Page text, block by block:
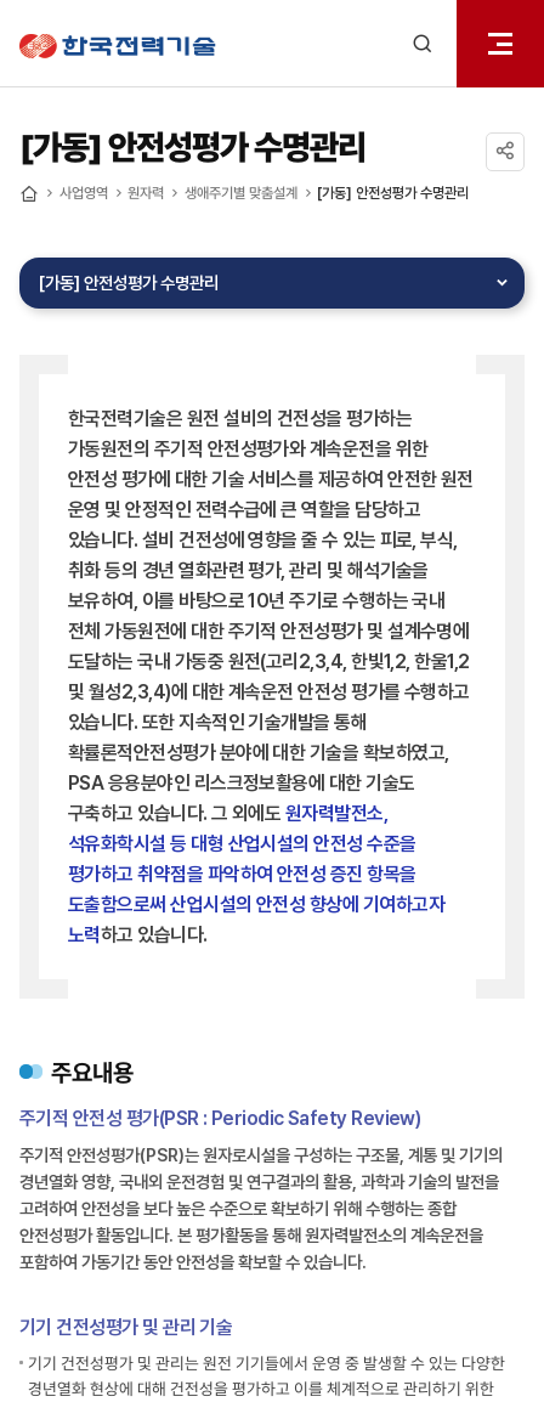
열기
[가동] 안전성평가 수명관리
사업영역 원자력 생애주기별 맞춤설계 [가동] 안전성평가 수명관리
[가동] 안전성평가 수명관리
한국전력기술은 원전 설비의 건전성을 평가하는
가동원전의 주기적 안전성평가와 계속운전을 위한
안전성 평가에 대한 기술 서비스를 제공하여 안전한 원전
운영 및 안정적인 전력수급에 큰 역할을 담당하고
있습니다. 설비 건전성에 영향을 줄 수 있는 피로, 부식,
취화 등의 경년 열화관련 평가, 관리 및 해석기술을
보유하여, 이를 바탕으로 10년 주기로 수행하는 국내
전체 가동원전에 대한 주기적 안전성평가 및 설계수명에
도달하는 국내 가동중 원전(고리2,3,4, 한빛1,2, 한울1,2
및 월성2,3,4)에 대한 계속운전 안전성 평가를 수행하고
있습니다. 또한 지속적인 기술개발을 통해
확률론적안전성평가 분야에 대한 기술을 확보하였고,
PSA 응용분야인 리스크정보활용에 대한 기술도
구축하고 있습니다. 그 외에도 원자력발전소,
석유화학시설 등 대형 산업시설의 안전성 수준을
평가하고 취약점을 파악하여 안전성 증진 항목을
도출함으로써 산업시설의 안전성 향상에 기여하고자
노력하고 있습니다.
주요내용
주기적 안전성 평가(PSR : Periodic Safety Review)
주기적 안전성평가(PSR)는 원자로시설을 구성하는 구조물, 계통 및 기기의
경년열화 영향, 국내외 운전경험 및 연구결과의 활용, 과학과 기술의 발전을
고려하여 안전성을 보다 높은 수준으로 확보하기 위해 수행하는 종합
안전성평가 활동입니다. 본 평가활동을 통해 원자력발전소의 계속운전을
포함하여 가동기간 동안 안전성을 확보할 수 있습니다.
기기 건전성평가 및 관리 기술
기기 건전성평가 및 관리는 원전 기기들에서 운영 중 발생할 수 있는 다양한
경년열화 현상에 대해 건전성을 평가하고 이를 체계적으로 관리하기 위한